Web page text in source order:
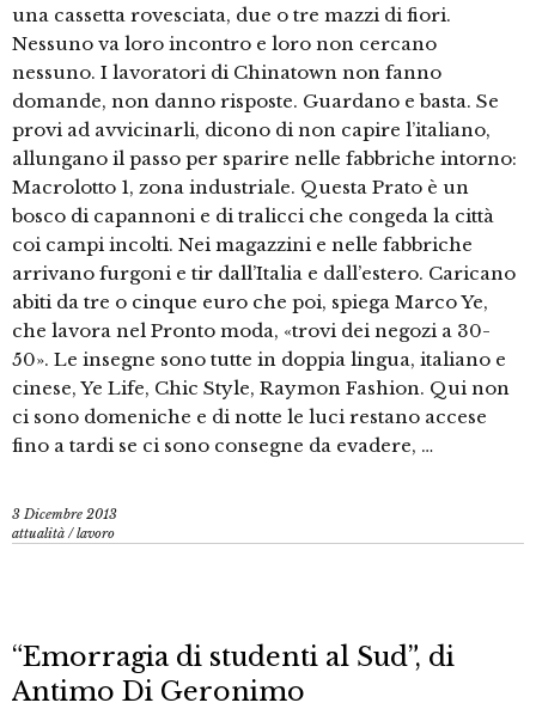
una cassetta rovesciata, due o tre mazzi di fiori.
Nessuno va loro incontro e loro non cercano
nessuno. I lavoratori di Chinatown non fanno
domande, non danno risposte. Guardano e basta. Se
provi ad avvicinarli, dicono di non capire l’italiano,
allungano il passo per sparire nelle fabbriche intorno:
Macrolotto 1, zona industriale. Questa Prato è un
bosco di capannoni e di tralicci che congeda la città
coi campi incolti. Nei magazzini e nelle fabbriche
arrivano furgoni e tir dall’Italia e dall’estero. Caricano
abiti da tre o cinque euro che poi, spiega Marco Ye,
che lavora nel Pronto moda, «trovi dei negozi a 30-
50». Le insegne sono tutte in doppia lingua, italiano e
cinese, Ye Life, Chic Style, Raymon Fashion. Qui non
ci sono domeniche e di notte le luci restano accese
fino a tardi se ci sono consegne da evadere, …
3 Dicembre 2013
attualità /lavoro
“Emorragia di studenti al Sud”, di
Antimo Di Geronimo